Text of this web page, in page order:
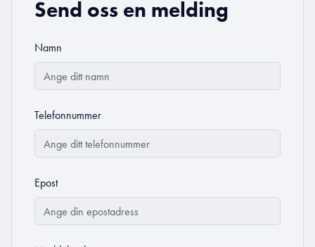
Send oss en melding
Namn
Telefonnummer
Epost